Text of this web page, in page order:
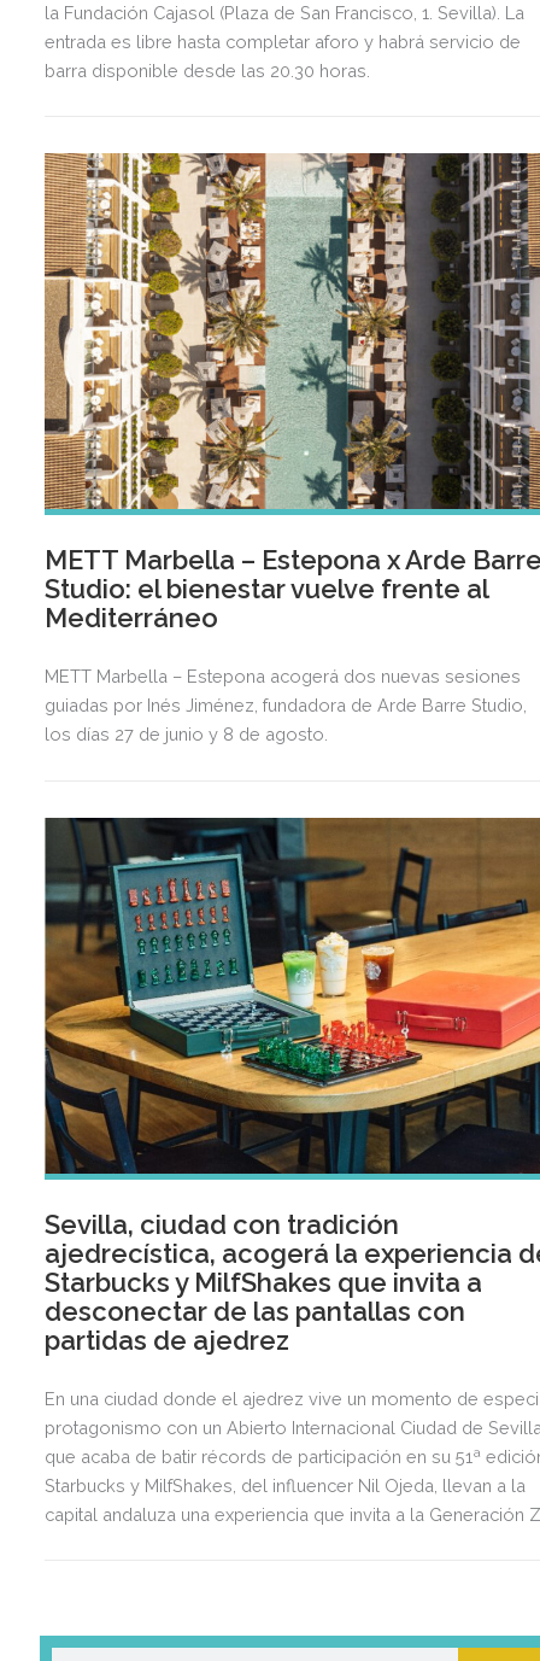
la Fundación Cajasol (Plaza de San Francisco, 1. Sevilla). La
entrada es libre hasta completar aforo y habrá servicio de
barra disponible desde las 20.30 horas.
METT Marbella – Estepona x Arde
Studio: el bienestar vuelve frente al
Mediterráneo
METT Marbella – Estepona acogerá dos nuevas sesiones
guiadas por Inés Jiménez, fundadora de Arde Barre Studio,
los días 27 de junio y 8 de agosto.
Sevilla, ciudad con tradición
ajedrecística, acogerá la experiencia
Starbucks y MilfShakes que invita a
desconectar de las pantallas con
partidas de ajedrez
En una ciudad donde el ajedrez vive un momento de
protagonismo con un Abierto Internacional Ciudad de
que acaba de batir récords de participación en su 51ª
Starbucks y MilfShakes, del influencer Nil Ojeda, llevan a la
capital andaluza una experiencia que invita a la Generación